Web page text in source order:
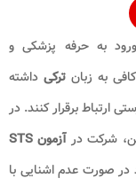
به حرفه پزشکی و
به زبانترکیداشته
ارتباط برقرار کنند. در
شرکت در آزمون STS
در صورت عدم اشنایی با